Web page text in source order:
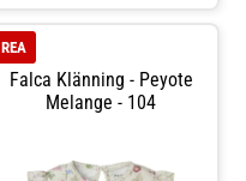
tillfällen. Mater
Falca Klänning - Peyote
Melange - 104
REA